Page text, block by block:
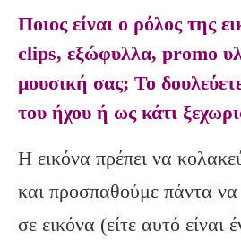
Ποιος είναι ο ρόλος της
clips, εξώφυλλα, promo
μουσική σας; Το
του ήχου ή ως κάτι
Η εικόνα πρέπει να
και προσπαθούμε πάντα
σε εικόνα (είτε αυτό είναι